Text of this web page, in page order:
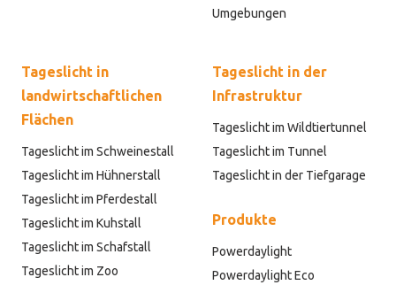
Umgebungen
Tageslicht in
landwirtschaftlichen
Flächen
Tageslicht im Schweinestall
Tageslicht im Hühnerstall
Tageslicht im Pferdestall
Tageslicht im Kuhstall
Tageslicht im Schafstall
Tageslicht im Zoo
Tageslicht in der
Infrastruktur
Tageslicht im Wildtiertunnel
Tageslicht im Tunnel
Tageslicht in der Tiefgarage
Produkte
Powerdaylight
Powerdaylight Eco